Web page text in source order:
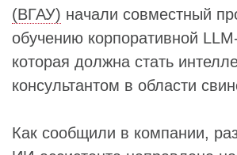
(ВГАУ) начали совместный
обучению корпоративной
которая должна стать
консультантом в области
Как сообщили в компании,